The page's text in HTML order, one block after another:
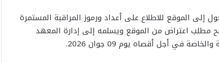
إلى الموقع للاطلاع على أعداد ورموز المراقبة المستمرة
اعتراض من الموقع ويسلمه إلى إدارة المعهد
في أجل أقصاه يوم 09 جوان 2026.